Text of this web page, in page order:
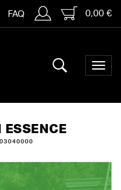
FAQ 0,00 €
ESSENCE